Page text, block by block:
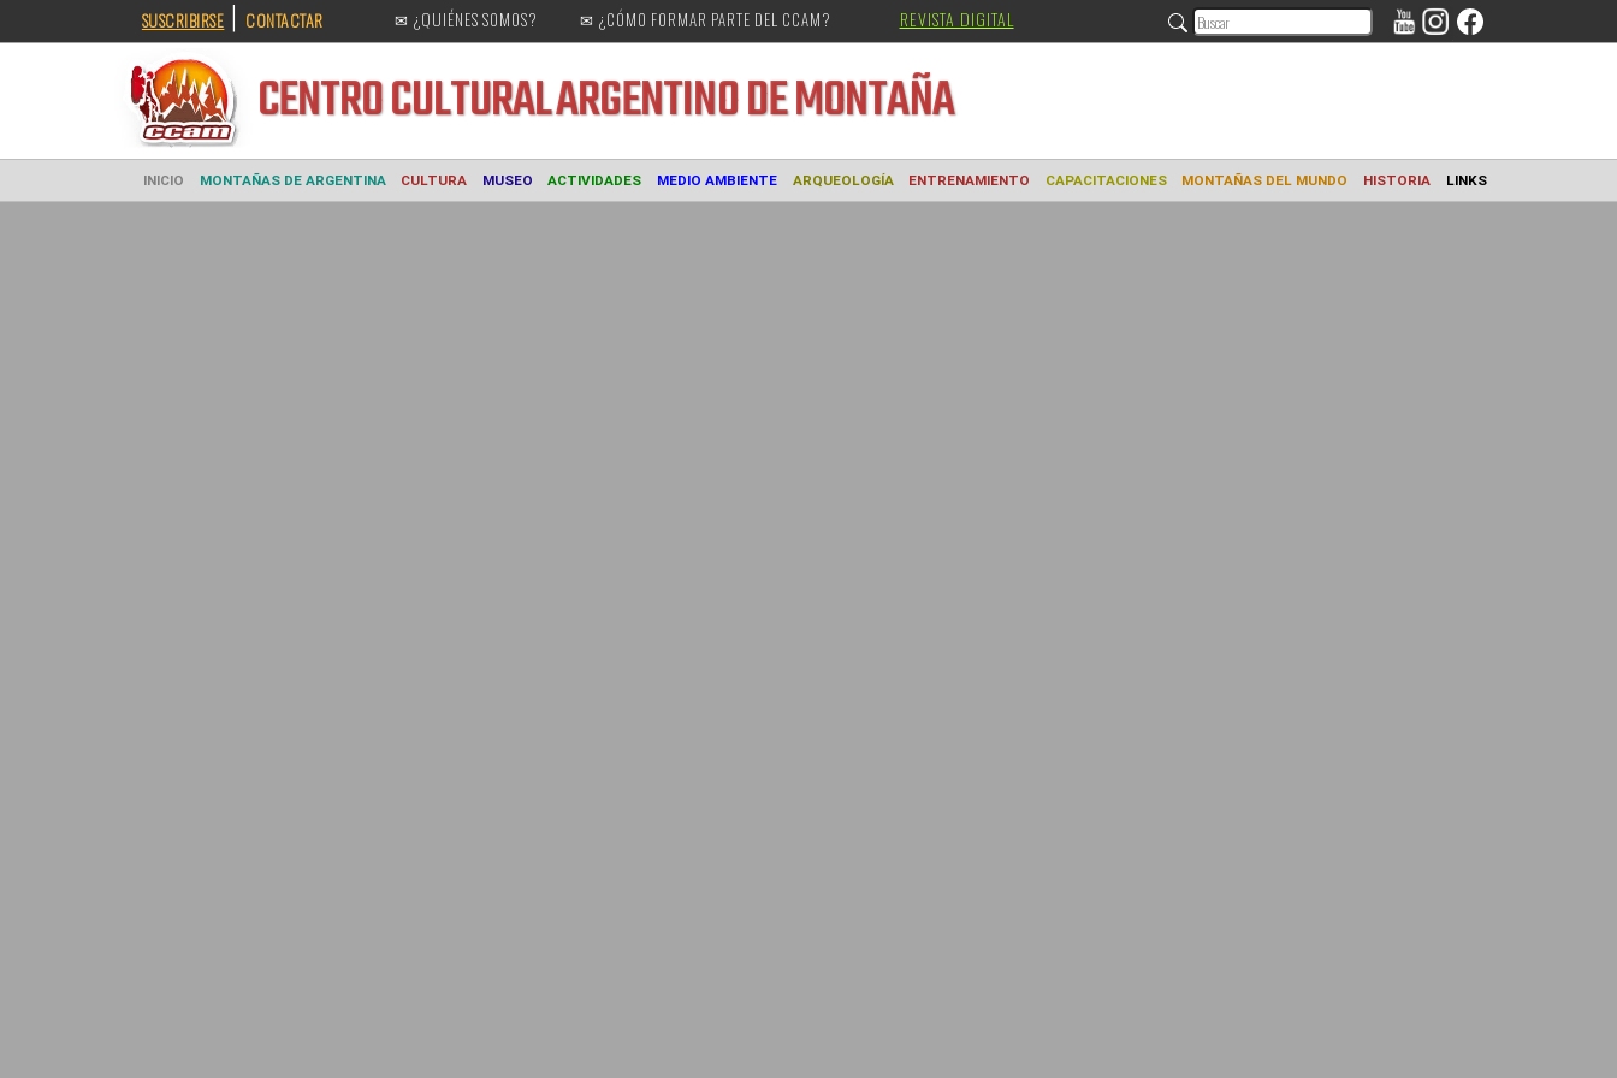
SUSCRIBIRSE | CONTACTAR ✉ ¿QUIÉNES SOMOS? ✉ ¿CÓMO FORMAR PARTE DEL CCAM? REVISTA DIGITAL
CENTRO CULTURALARGENTINO DE MONTAÑA
INICIO MONTAÑAS DE ARGENTINA CULTURA MUSEO ACTIVIDADES MEDIO AMBIENTE ARQUEOLOGÍA ENTRENAMIENTO CAPACITACIONES MONTAÑAS DEL MUNDO HISTORIA